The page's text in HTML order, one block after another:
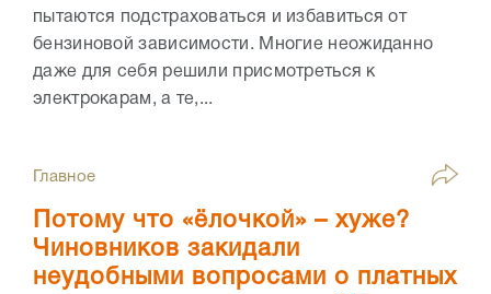
пытаются подстраховаться и избавиться от
бензиновой зависимости. Многие неожиданно
даже для себя решили присмотреться к
электрокарам, а те,...
Главное
Потому что «ёлочкой» – хуже?
Чиновников закидали
неудобными вопросами о платных